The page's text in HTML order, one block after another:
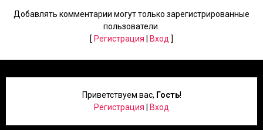
Добавлять комментарии могут только зарегистрированные
пользователи.
[ Регистрация Вход ]
Приветствуем вас, Гость!
Регистрация
Вход